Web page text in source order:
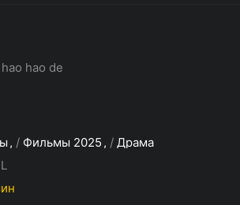
hao de
/ Фильмы 2025 / Драма